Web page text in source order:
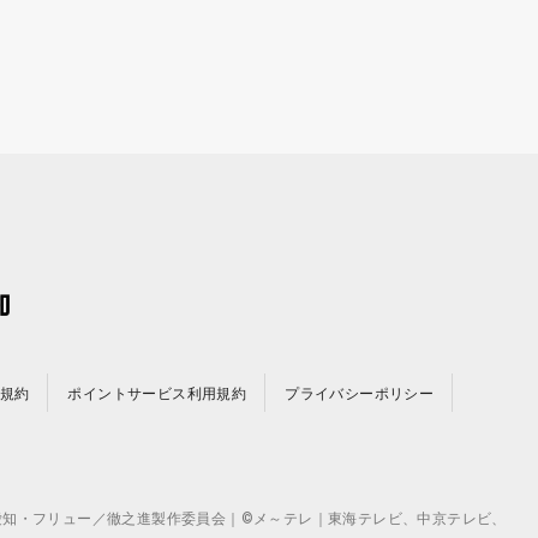
約 ポイントサービス利用規約 プライバシーポリシー
フリュー／徹之進製作委員会｜©メ～テレ｜東海テレビ、中京テレビ、